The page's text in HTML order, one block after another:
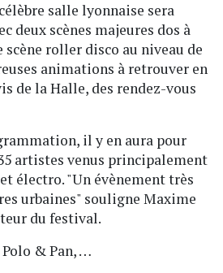
salle lyonnaise sera
deux scènes majeures dos à
roller disco au niveau de
animations à retrouver en
de la Halle, des rendez-vous
il y en aura pour
artistes venus principalement
électro. "Un évènement très
urbaines" souligne Maxime
du festival.
& Pan, …